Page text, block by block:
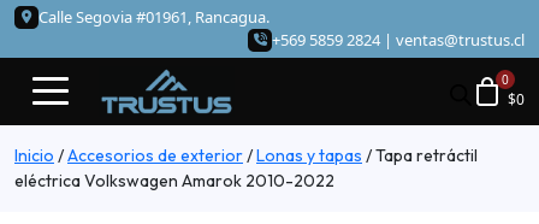
Calle Segovia #01961, Rancagua.
+569 5859 2824 | ventas@trustus.cl
$0
Inicio /Accesorios de exterior/Lonas y tapas /Tapa retráctil
eléctrica Volkswagen Amarok 2010-2022